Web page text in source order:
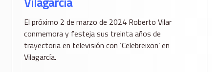
El próximo 2 de marzo de 2024 Roberto Vilar
conmemora y festeja sus treinta años de
trayectoria en televisión con ‘Celebreixon’ en
Vilagarcía.